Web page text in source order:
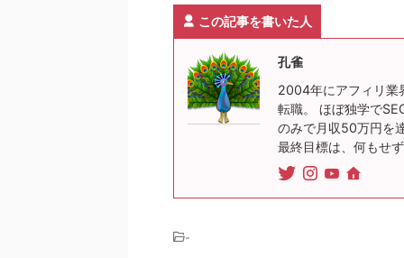
この記事を書いた人
孔雀
2004年にアフィリ業
転職。 ほぼ独学で
のみで月収50万円を
最終目標は、何もせ
-